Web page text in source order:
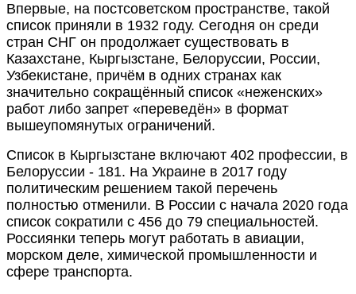
Впервые, на постсоветском пространстве, такой
список приняли в 1932 году. Сегодня он среди
стран СНГ он продолжает существовать в
Казахстане, Кыргызстане, Белоруссии, России,
Узбекистане, причём в одних странах как
значительно сокращённый список «неженских»
работ либо запрет «переведён» в формат
вышеупомянутых ограничений.
Список в Кыргызстане включают 402 профессии, в
Белоруссии - 181. На Украине в 2017 году
политическим решением такой перечень
полностью отменили. В России с начала 2020 года
список сократили с 456 до 79 специальностей.
Россиянки теперь могут работать в авиации,
морском деле, химической промышленности и
сфере транспорта.